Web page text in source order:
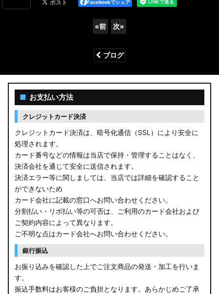
Facebookでシェア
«前 次»
ブログ
■ お支払い方法
クレジットカード決済
クレジットカード決済は、暗号化通信（SSL）により安全に
処理されます。
カード番号などの情報は当店で保持・管理することはなく、
決済会社を通じて安全に送信されます。
決済エラー等に関しましては、当店では詳細を確認すること
ができないため
カード会社に記載の窓口へお問い合わせください。
分割払い・リボ払い等の可否は、ご利用のカード会社および
ご契約内容によって異なります。
ご不明な点はカード会社へお問い合わせください。
銀行振込
お振り込みを確認した上でご注文商品の発送・加工を行いま
す。
振込手数料はお客様のご負担となります。あらかじめご了承